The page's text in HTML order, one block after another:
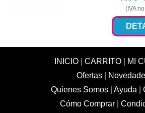
(IVA
INICIO| CARRITO|
MI
Ofertas|
Quienes Somos| Ayuda
Cómo Comprar|